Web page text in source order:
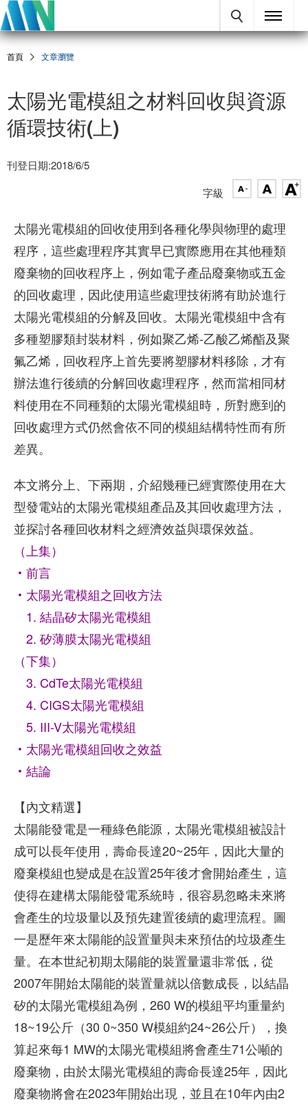
首頁 文章瀏覽
太陽光電模組之材料回收與資源
循環技術(上)
刊登日期:2018/6/5
字級
太陽光電模組的回收使用到各種化學與物理的處理
程序，這些處理程序其實早已實際應用在其他種類
廢棄物的回收程序上，例如電子產品廢棄物或五金
的回收處理，因此使用這些處理技術將有助於進行
太陽光電模組的分解及回收。太陽光電模組中含有
多種塑膠類封裝材料，例如聚乙烯-乙酸乙烯酯及聚
氟乙烯，回收程序上首先要將塑膠材料移除，才有
辦法進行後續的分解回收處理程序，然而當相同材
料使用在不同種類的太陽光電模組時，所對應到的
回收處理方式仍然會依不同的模組結構特性而有所
差異。
本文將分上、下兩期，介紹幾種已經實際使用在大
型發電站的太陽光電模組產品及其回收處理方法，
並探討各種回收材料之經濟效益與環保效益。
（上集）
‧前言
‧太陽光電模組之回收方法
1. 結晶矽太陽光電模組
2. 矽薄膜太陽光電模組
（下集）
3. CdTe太陽光電模組
4. CIGS太陽光電模組
5. III-V太陽光電模組
‧太陽光電模組回收之效益
‧結論
【內文精選】
太陽能發電是一種綠色能源，太陽光電模組被設計
成可以長年使用，壽命長達20~25年，因此大量的
廢棄模組也變成是在設置25年後才會開始產生，這
使得在建構太陽能發電系統時，很容易忽略未來將
會產生的垃圾量以及預先建置後續的處理流程。圖
一是歷年來太陽能的設置量與未來預估的垃圾產生
量。在本世紀初期太陽能的裝置量還非常低，從
2007年開始太陽能的裝置量就以倍數成長，以結晶
矽的太陽光電模組為例，260 W的模組平均重量約
18~19公斤（30 0~350 W模組約24~26公斤），換
算起來每1 MW的太陽光電模組將會產生71公噸的
廢棄物，由於太陽光電模組的壽命長達25年，因此
廢棄物將會在2023年開始出現，並且在10年內由2